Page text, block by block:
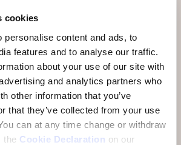
cookies
personalise content and ads, to
features and to analyse our traffic.
about your use of our site with
and analytics partners who
other information that you’ve
that they’ve collected from your use
can at any time change or withdraw
the Cookie Declaration on our
Scuol, täglich unbeschränkte
am An- und Abreisetag
Linien zwischen Brail
(exkl. S-charl und Bike-